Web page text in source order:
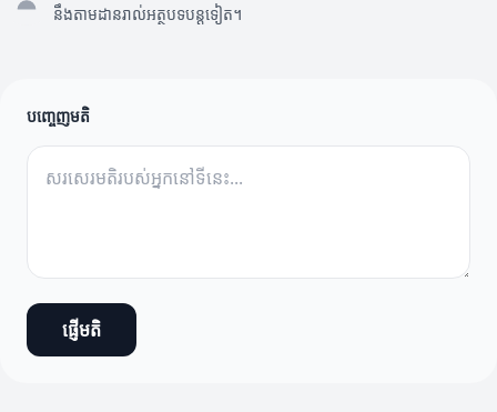
នឹងតាមដានរាល់អត្ថបទបន្តទៀត។
បញ្ចេញមតិ
ផ្ញើមតិ